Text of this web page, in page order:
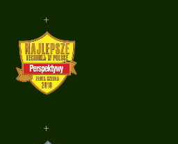
+
+